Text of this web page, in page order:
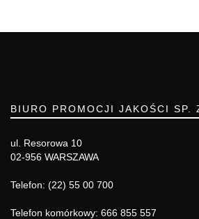
BIURO PROMOCJI JAKOŚCI SP.
ul. Resorowa 10
02-956 WARSZAWA
Telefon: (22) 55 00 700
Telefon komórkowy: 666 855 557